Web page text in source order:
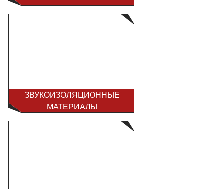
ЗВУКОИЗОЛЯЦИОННЫЕ
МАТЕРИАЛЫ